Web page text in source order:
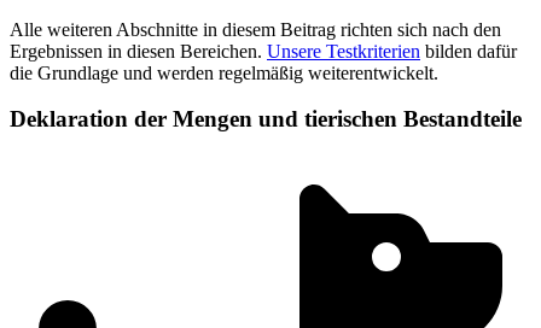
Alle weiteren Abschnitte in diesem Beitrag richten sich nach den
Ergebnissen in diesen Bereichen. Unsere Testkriterien bilden dafür
die Grundlage und werden regelmäßig weiterentwickelt.
Deklaration der Mengen und tierischen Bestandteile